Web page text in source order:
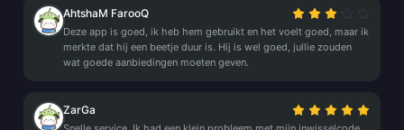
AhtshaM FarooQ
Deze app is goed, ik heb hem gebruikt en het voelt goed, maar ik
merkte dat hij een beetje duur is. Hij is wel goed, jullie zouden
wat goede aanbiedingen moeten geven.
ZarGa